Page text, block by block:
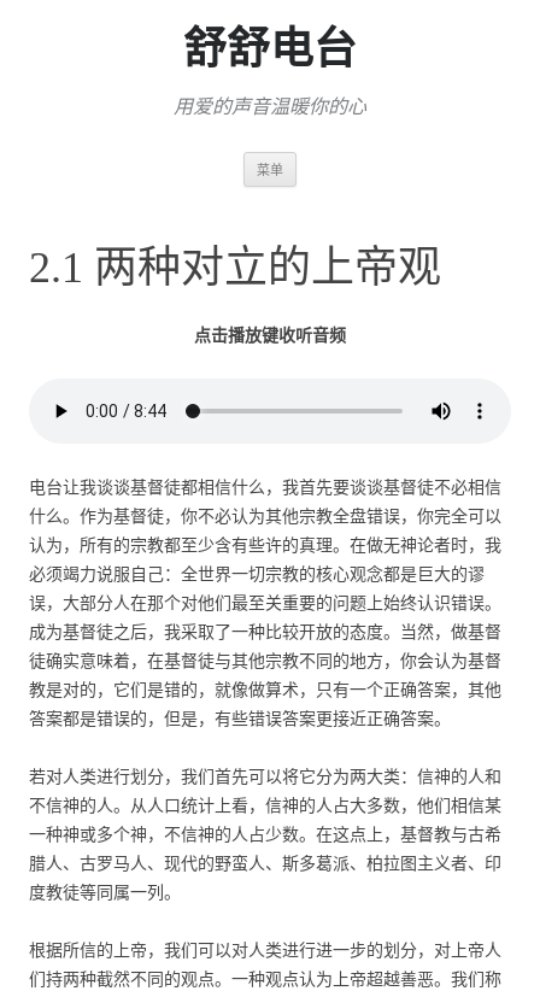
舒舒电台
用爱的声音温暖你的心
菜单
2.1 两种对立的上帝观
点击播放键收听音频
电台让我谈谈基督徒都相信什么，我首先要谈谈基督徒不必相信
什么。作为基督徒，你不必认为其他宗教全盘错误，你完全可以
认为，所有的宗教都至少含有些许的真理。在做无神论者时，我
必须竭力说服自己：全世界一切宗教的核心观念都是巨大的谬
误，大部分人在那个对他们最至关重要的问题上始终认识错误。
成为基督徒之后，我采取了一种比较开放的态度。当然，做基督
徒确实意味着，在基督徒与其他宗教不同的地方，你会认为基督
教是对的，它们是错的，就像做算术，只有一个正确答案，其他
答案都是错误的，但是，有些错误答案更接近正确答案。
若对人类进行划分，我们首先可以将它分为两大类：信神的人和
不信神的人。从人口统计上看，信神的人占大多数，他们相信某
一种神或多个神，不信神的人占少数。在这点上，基督教与古希
腊人、古罗马人、现代的野蛮人、斯多葛派、柏拉图主义者、印
度教徒等同属一列。
根据所信的上帝，我们可以对人类进行进一步的划分，对上帝人
们持两种截然不同的观点。一种观点认为上帝超越善恶。我们称